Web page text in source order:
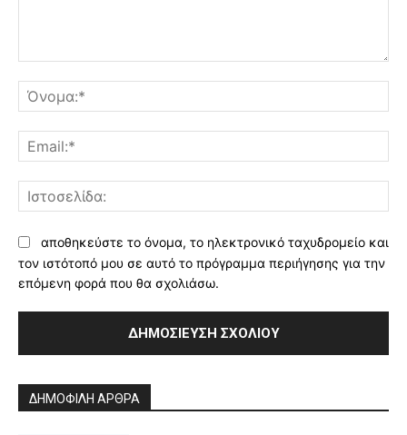
αποθηκεύστε το όνομα, το ηλεκτρονικό ταχυδρομείο και
τον ιστότοπό μου σε αυτό το πρόγραμμα περιήγησης για την
επόμενη φορά που θα σχολιάσω.
ΔΗΜΟΦΙΛΗ ΑΡΘΡΑ